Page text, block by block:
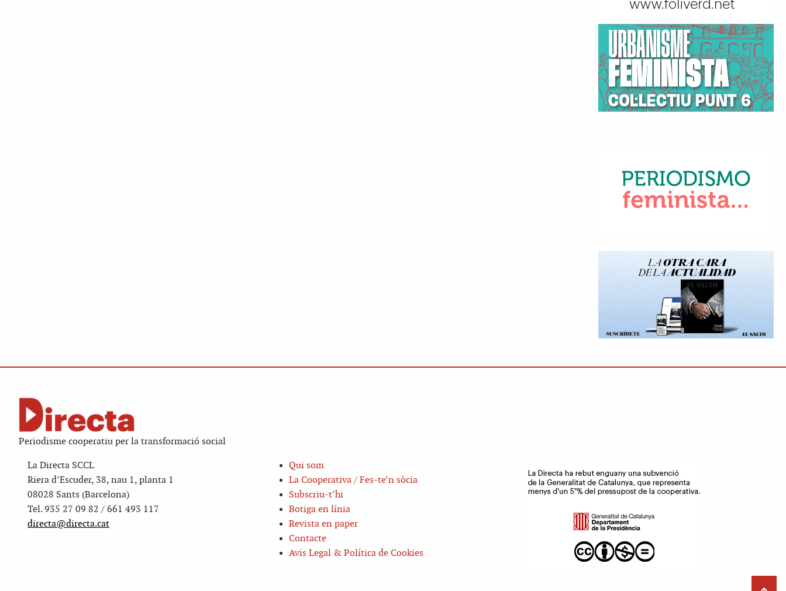
Periodisme cooperatiu per la transformació social
La Directa SCCL
Riera d’Escuder, 38, nau 1, planta 1
08028 Sants (Barcelona)
Tel. 935 27 09 82 / 661 493 117
directa@directa.cat
Qui som
La Cooperativa / Fes-te’n sòcia
Subscriu-t’hi
Botiga en línia
Revista en paper
Contacte
Avis Legal & Política de Cookies